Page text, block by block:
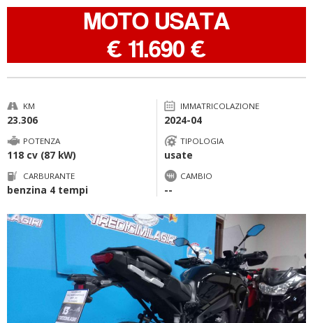
MOTO USATA
€ 11.690 €
KM
23.306
IMMATRICOLAZIONE
2024-04
POTENZA
118 cv (87 kW)
TIPOLOGIA
usate
CARBURANTE
benzina 4 tempi
CAMBIO
--